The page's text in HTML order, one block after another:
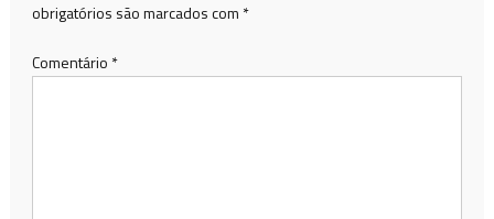
obrigatórios são marcados com *
Comentário *